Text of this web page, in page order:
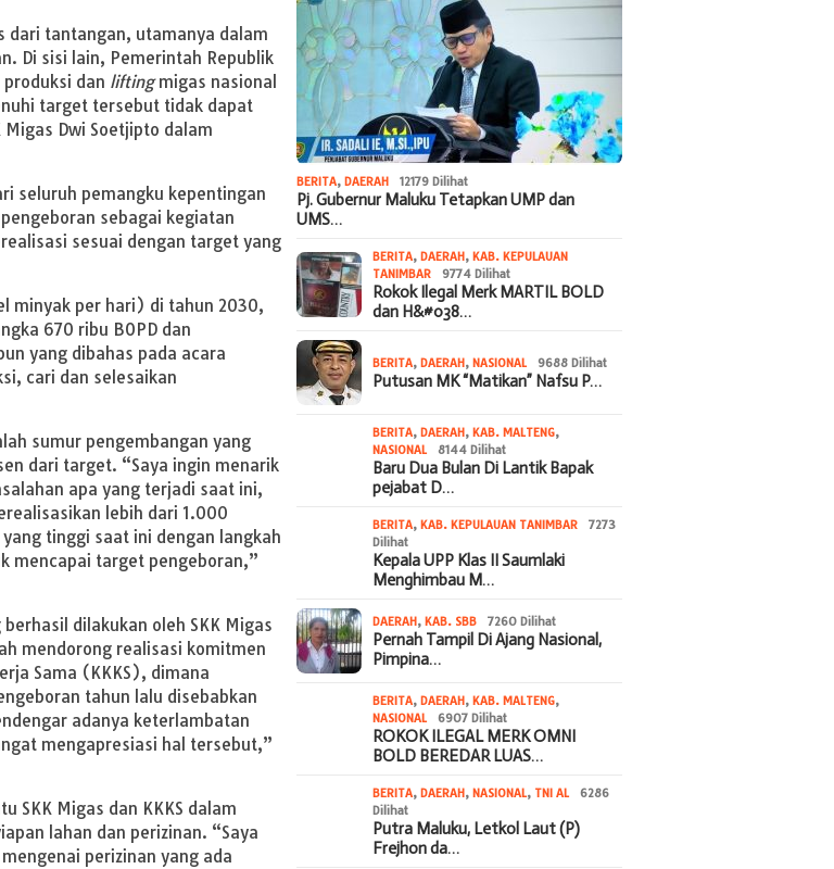
dari tantangan, utamanya dalam
Di sisi lain, Pemerintah Republik
dan liftingmigas nasional
target tersebut tidak dapat
Dwi Soetjipto dalam
seluruh pemangku kepentingan
sebagai kegiatan
sesuai dengan target yang
minyak per hari) di tahun 2030,
670 ribu BOPD dan
yang dibahas pada acara
cari dan selesaikan
sumur pengembangan yang
dari target. “Saya ingin menarik
apa yang terjadi saat ini,
lebih dari 1.000
tinggi saat ini dengan langkah
mencapai target pengeboran,”
dilakukan oleh SKK Migas
mendorong realisasi komitmen
Sama (KKKS), dimana
tahun lalu disebabkan
adanya keterlambatan
mengapresiasi hal tersebut,”
SKK Migas dan KKKS dalam
lahan dan perizinan. “Saya
perizinan yang ada
BERITA,DAERAH 12179 Dilihat
Pj. Gubernur Maluku Tetapkan UMP dan
UMS…
BERITA,DAERAH,KAB. KEPULAUAN
TANIMBAR
9774 Dilihat
Rokok Ilegal Merk MARTIL BOLD
dan H&#038…
BERITA,DAERAH,NASIONAL 9688 Dilihat
Putusan MK “Matikan” Nafsu P…
BERITA,DAERAH,KAB. MALTENG,
NASIONAL
8144 Dilihat
Baru Dua Bulan Di Lantik Bapak
pejabat D…
BERITA,KAB. KEPULAUAN TANIMBAR
7273
Dilihat
Kepala UPP Klas II Saumlaki
Menghimbau M…
DAERAH,KAB. SBB 7260 Dilihat
Pernah Tampil Di Ajang Nasional,
Pimpina…
BERITA,DAERAH,KAB. MALTENG,
NASIONAL
6907 Dilihat
ROKOK ILEGAL MERK OMNI
BOLD BEREDAR LUAS…
BERITA,DAERAH,NASIONAL, TNI AL
6286
Dilihat
Putra Maluku, Letkol Laut (P)
Frejhon da…